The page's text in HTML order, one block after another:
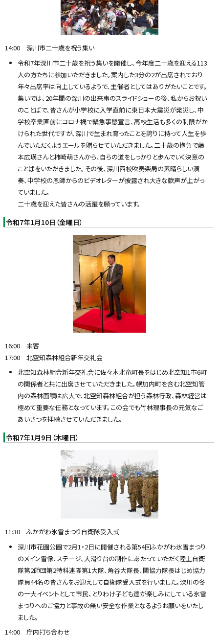
14:00 深川市二十歳を祝う集い
令和7年深川市二十歳を祝う集いを開催し、今年度二十歳を迎える113
人の方たちに参加いただきました。案内した3分の2が出席されており
年々出席率は向上しているようで、主催者としてはありがたいことです。
集いでは、20年間の深川の出来事のスライドショーの後、私からお祝い
のことばで、皆さんが小学校に入学直前に東日本大震災が発災し、中
学校卒業直前にコロナ禍で緊急事態宣言、高校生活も多くの制限がか
けられた世代ですが、深川で生まれ育ったことを誇りに持って人生を歩
んでいただくようエールを贈らせていただきました。二十歳の抱負で藤
本広瑛さんと柿崎萌さんから、自らの道をしっかりと歩んでいく決意の
ことばをいただきました。その後、深川西校吹奏楽局の素晴らしい演
奏、中学校の恩師からのビデオレターが披露され大きな歓声が上がっ
ていました。
二十歳を迎えた皆さんの活躍を願っています。
令和7年1月10日（金曜日）
16:00 来客
17:00 北空知森林組合新年交礼会
北空知森林組合新年交礼会に佐々木北竜町長をはじめ北空知1市6町
の関係者と共に出席させていただきました。幌加内町を含む北空知管
内の森林面積は広大で、北空知森林組合が担う森林行政、森林経営は
極めて重要な任務となっています。この会でも竹林理事長の元気なご
あいさつを拝聴させていただきました。
令和7年1月9日（木曜日）
11:30 ふかがわ氷雪まつり自衛隊受入式
深川市花園公園で2月1・2日に開催される第54回ふかがわ氷雪まつり
のメイン雪像、ステージ、大滑り台の制作にあたっていただく陸上自衛
隊第2師団第2特科連隊第1大隊、角谷大隊長、関協力隊長はじめ協力
隊員44名の皆さんをお迎えして自衛隊受入式を行いました。深川の冬
の一大イベントとして市民、とりわけ子ども達が楽しみにしている氷雪
まつりへのご協力と事故の無い安全な作業となるようお願いをいたし
ました。
14:00 庁内打ち合わせ